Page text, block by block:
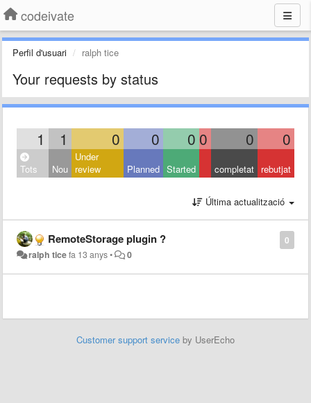
codeivate
Perfil d'usuari ralph tice
Your requests by status
1 1 0 0 0 0 0 0
Tots Nou
Under
review
Planned Started completat rebutjat
Última actualització
0
RemoteStorage plugin ?
ralph ticefa 13 anys• 0
Customer support service by UserEcho